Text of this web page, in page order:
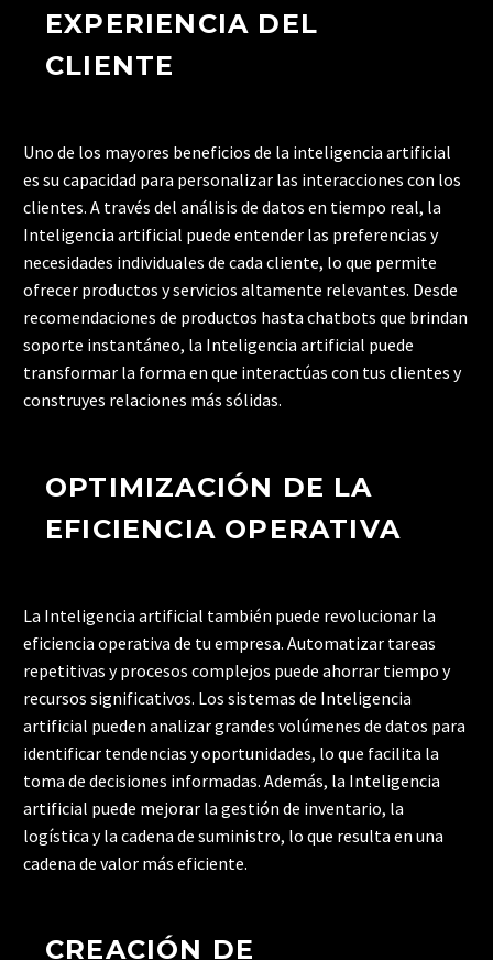
EXPERIENCIA DEL
CLIENTE
Uno de los mayores beneficios de la inteligencia artificial
es su capacidad para personalizar las interacciones con los
clientes. A través del análisis de datos en tiempo real, la
Inteligencia artificial puede entender las preferencias y
necesidades individuales de cada cliente, lo que permite
ofrecer productos y servicios altamente relevantes. Desde
recomendaciones de productos hasta chatbots que brindan
soporte instantáneo, la Inteligencia artificial puede
transformar la forma en que interactúas con tus clientes y
construyes relaciones más sólidas.
OPTIMIZACIÓN DE LA
EFICIENCIA OPERATIVA
La Inteligencia artificial también puede revolucionar la
eficiencia operativa de tu empresa. Automatizar tareas
repetitivas y procesos complejos puede ahorrar tiempo y
recursos significativos. Los sistemas de Inteligencia
artificial pueden analizar grandes volúmenes de datos para
identificar tendencias y oportunidades, lo que facilita la
toma de decisiones informadas. Además, la Inteligencia
artificial puede mejorar la gestión de inventario, la
logística y la cadena de suministro, lo que resulta en una
cadena de valor más eficiente.
CREACIÓN DE